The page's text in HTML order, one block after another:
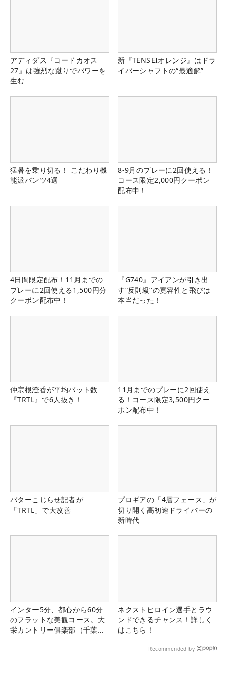
アディダス『コードカオス
27』は強烈な蹴りでパワーを
生む
新『TENSEIオレンジ』はドラ
イバーシャフトの“最適解”
猛暑を乗り切る！ こだわり機
能派パンツ4選
8-9月のプレーに2回使える！
コース限定2,000円クーポン
配布中！
4日間限定配布！11月までの
プレーに2回使える1,500円分
クーポン配布中！
『G740』アイアンが引き出
す“反則級”の寛容性と飛びは
本当だった！
仲宗根澄香が平均パット数
『TRTL』で6人抜き！
11月までのプレーに2回使え
る！コース限定3,500円クー
ポン配布中！
パターこじらせ記者が
「TRTL」で大改善
プロギアの「4層フェース」が
切り開く高初速ドライバーの
新時代
インター5分、都心から60分
のフラットな美観コース。大
栄カントリー俱楽部（千葉
ネクストヒロイン選手とラウ
ンドできるチャンス！詳しく
はこちら！
Recommended by